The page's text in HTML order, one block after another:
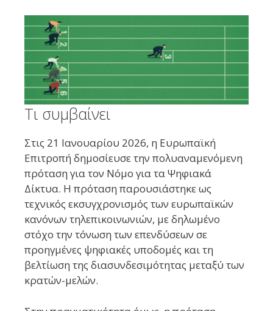
Τι συμβαίνει
Στις 21 Ιανουαρίου 2026, η Ευρωπαϊκή
Επιτροπή δημοσίευσε την πολυαναμενόμενη
πρόταση για τον Νόμο για τα Ψηφιακά
Δίκτυα. Η πρόταση παρουσιάστηκε ως
τεχνικός εκσυγχρονισμός των ευρωπαϊκών
κανόνων τηλεπικοινωνιών, με δηλωμένο
στόχο την τόνωση των επενδύσεων σε
προηγμένες ψηφιακές υποδομές και τη
βελτίωση της διασυνδεσιμότητας μεταξύ των
κρατών-μελών.